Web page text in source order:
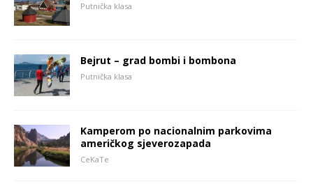
Putnička klasa
Bejrut – grad bombi i bombona
Putnička klasa
Kamperom po nacionalnim parkovima
američkog sjeverozapada
CeKaTe